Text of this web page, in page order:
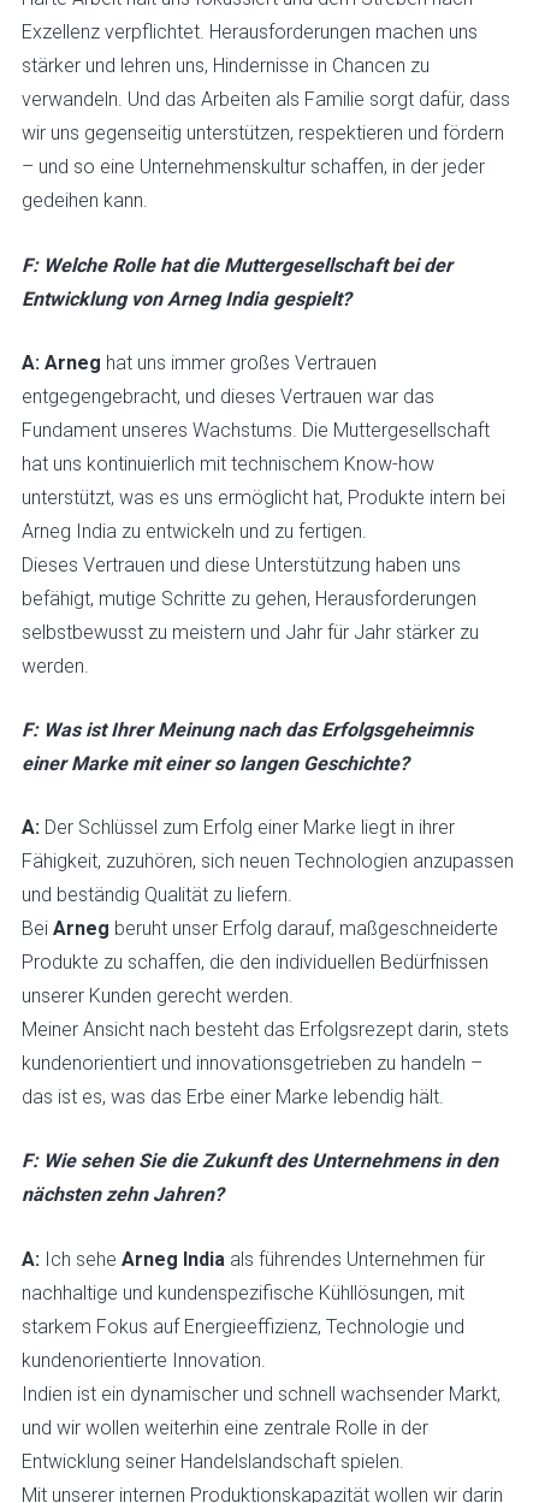
Exzellenz verpflichtet. Herausforderungen machen uns
stärker und lehren uns, Hindernisse in Chancen zu
verwandeln. Und das Arbeiten als Familie sorgt dafür, dass
wir uns gegenseitig unterstützen, respektieren und fördern
– und so eine Unternehmenskultur schaffen, in der jeder
gedeihen kann.
F: Welche Rolle hat die Muttergesellschaft bei der
Entwicklung von Arneg India gespielt?
A: Arneg hat uns immer großes Vertrauen
entgegengebracht, und dieses Vertrauen war das
Fundament unseres Wachstums. Die Muttergesellschaft
hat uns kontinuierlich mit technischem Know-how
unterstützt, was es uns ermöglicht hat, Produkte intern bei
Arneg India zu entwickeln und zu fertigen.
Dieses Vertrauen und diese Unterstützung haben uns
befähigt, mutige Schritte zu gehen, Herausforderungen
selbstbewusst zu meistern und Jahr für Jahr stärker zu
werden.
F: Was ist Ihrer Meinung nach das Erfolgsgeheimnis
einer Marke mit einer so langen Geschichte?
A: Der Schlüssel zum Erfolg einer Marke liegt in ihrer
Fähigkeit, zuzuhören, sich neuen Technologien anzupassen
und beständig Qualität zu liefern.
Bei Arneg beruht unser Erfolg darauf, maßgeschneiderte
Produkte zu schaffen, die den individuellen Bedürfnissen
unserer Kunden gerecht werden.
Meiner Ansicht nach besteht das Erfolgsrezept darin, stets
kundenorientiert und innovationsgetrieben zu handeln –
das ist es, was das Erbe einer Marke lebendig hält.
F: Wie sehen Sie die Zukunft des Unternehmens in den
nächsten zehn Jahren?
A: Ich sehe Arneg India als führendes Unternehmen für
nachhaltige und kundenspezifische Kühllösungen, mit
starkem Fokus auf Energieeffizienz, Technologie und
kundenorientierte Innovation.
Indien ist ein dynamischer und schnell wachsender Markt,
und wir wollen weiterhin eine zentrale Rolle in der
Entwicklung seiner Handelslandschaft spielen.
Mit unserer internen Produktionskapazität wollen wir darin